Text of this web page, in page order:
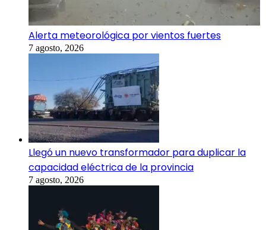
Alerta meteorológica por vientos fuertes
7 agosto, 2026
Llegó un nuevo transformador para duplicar la
capacidad eléctrica de la provincia
7 agosto, 2026